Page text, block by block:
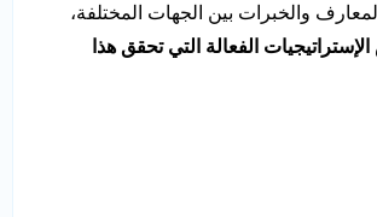
والخبرات بين الجهات المختلفة،
الفعالة التي تحقق هذا